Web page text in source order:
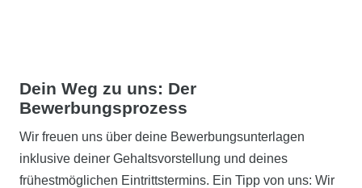
Dein Weg zu uns: Der
Bewerbungsprozess
Wir freuen uns über deine Bewerbungsunterlagen
inklusive deiner Gehaltsvorstellung und deines
frühestmöglichen Eintrittstermins. Ein Tipp von uns: Wir